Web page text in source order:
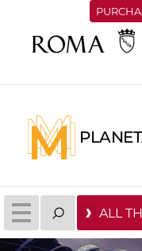
ALL